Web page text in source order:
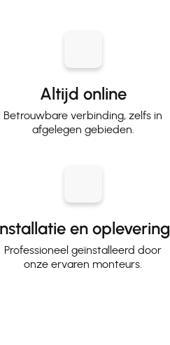
Altijd online
Betrouwbare verbinding, zelfs in
afgelegen gebieden.
en oplevering
Professioneel geïnstalleerd door
onze ervaren monteurs.